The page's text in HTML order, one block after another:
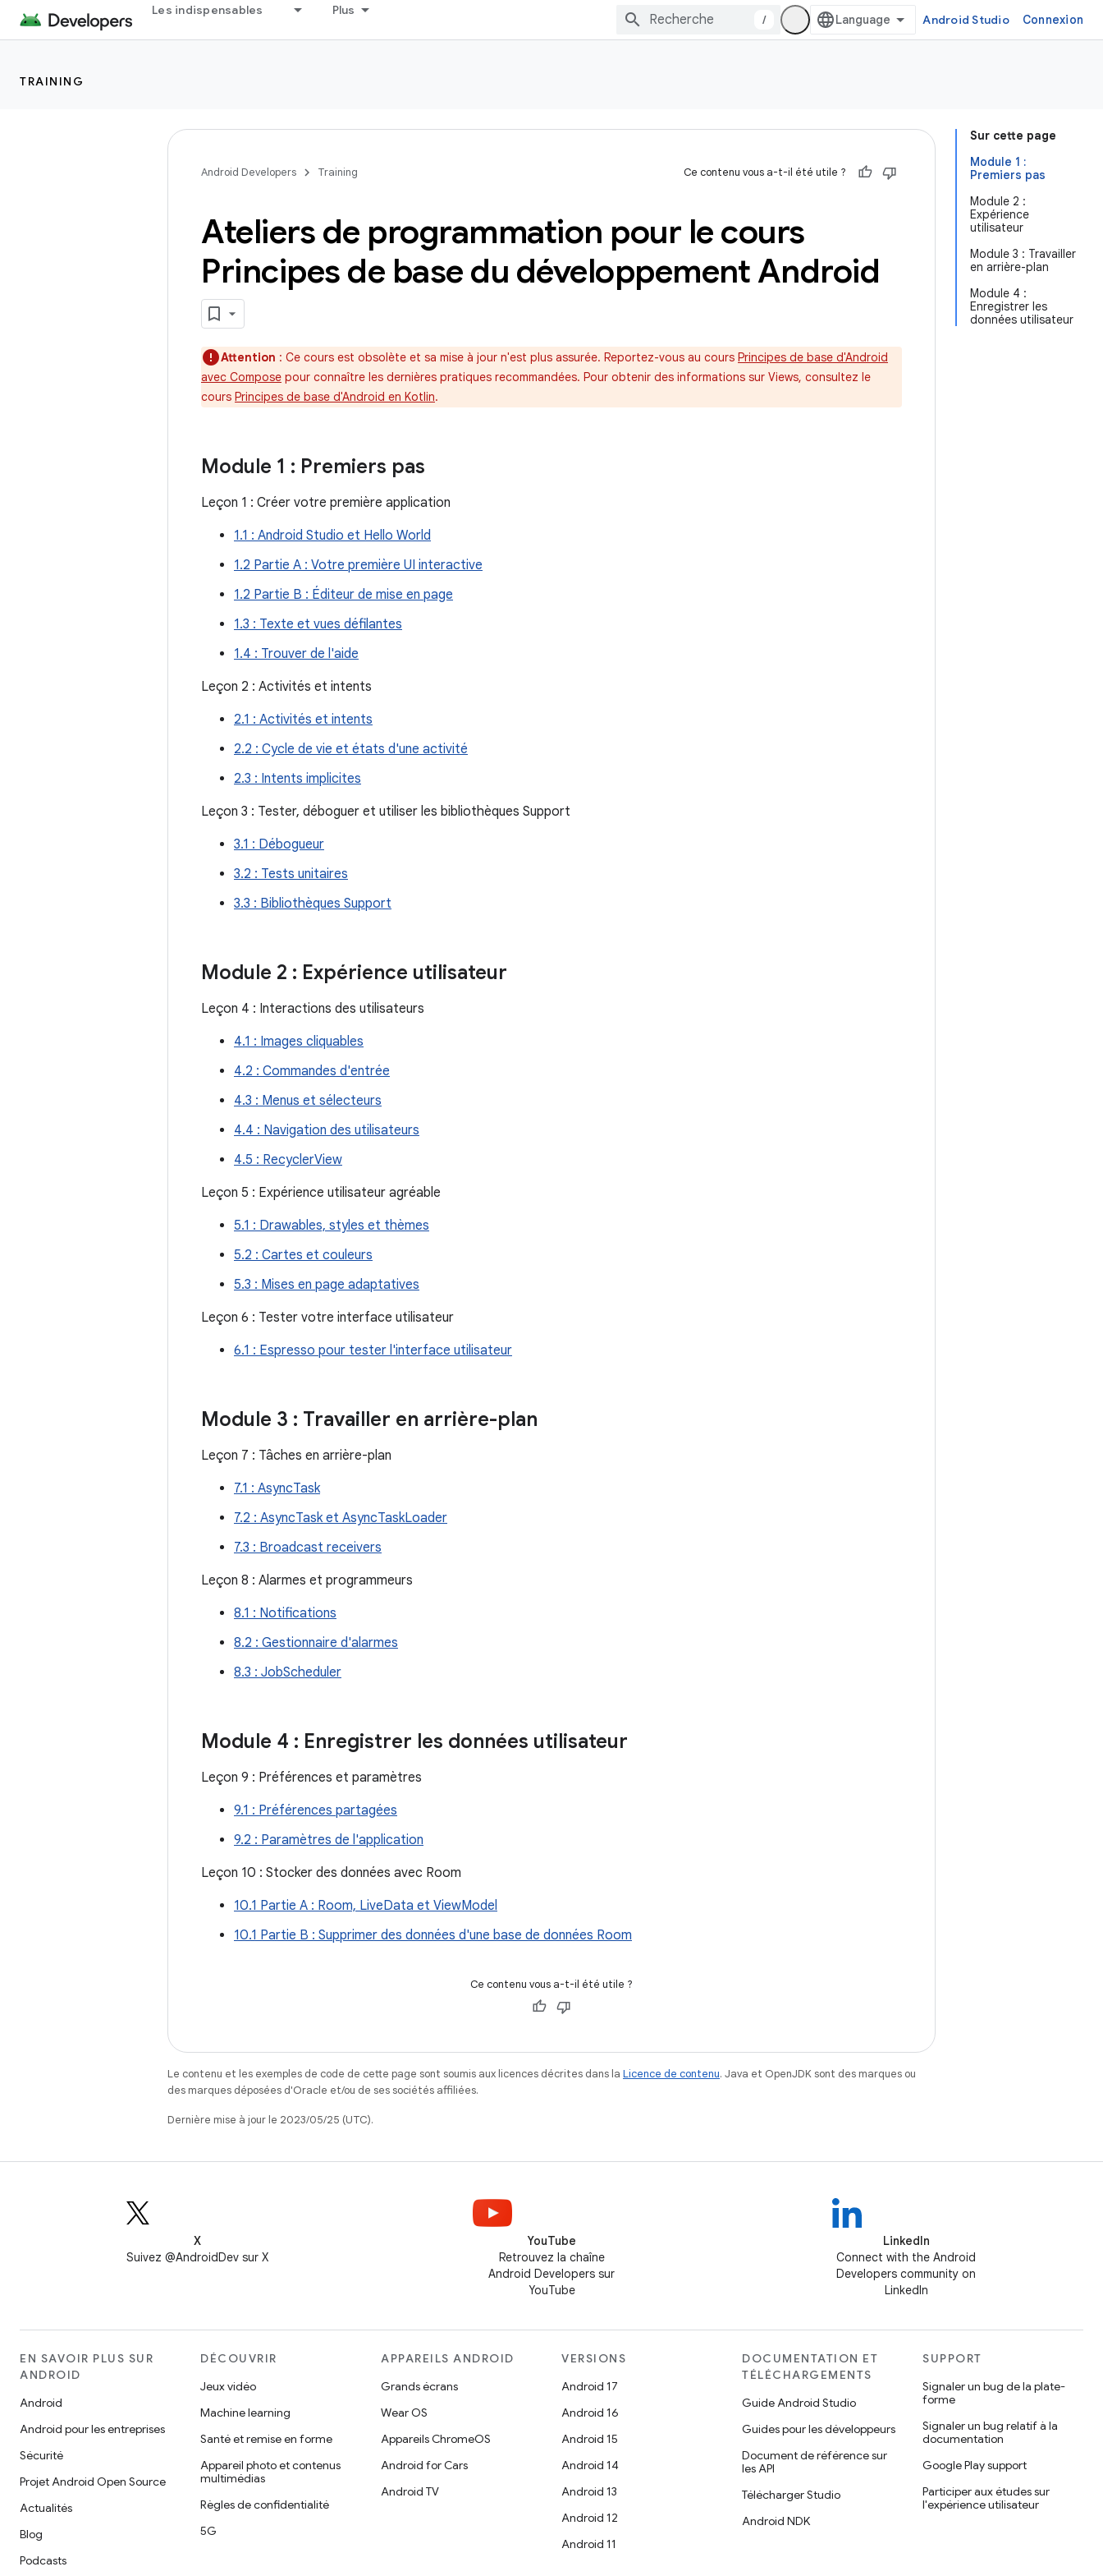
Les indispensables Plus
/ Android Studio Connexion
TRAINING
Sur cette page
Module 1 :
Premiers pas
Module 2 :
Expérience
utilisateur
Module 3 : Travailler
en arrière-plan
Module 4 :
Enregistrer les
données utilisateur
Android Developers Training Ce contenu vous a-t-il été utile ?
Ateliers de programmation pour le cours
Principes de base du développement Android
Attention : Ce cours est obsolète et sa mise à jour n'est plus assurée. Reportez-vous au cours Principes de base d'Android
avec Compose pour connaître les dernières pratiques recommandées. Pour obtenir des informations sur Views, consultez le
cours Principes de base d'Android en Kotlin.
Module 1 : Premiers pas
Leçon 1 : Créer votre première application
1.1 : Android Studio et Hello World
1.2 Partie A : Votre première UI interactive
1.2 Partie B : Éditeur de mise en page
1.3 : Texte et vues défilantes
1.4 : Trouver de l'aide
Leçon 2 : Activités et intents
2.1 : Activités et intents
2.2 : Cycle de vie et états d'une activité
2.3 : Intents implicites
Leçon 3 : Tester, déboguer et utiliser les bibliothèques Support
3.1 : Débogueur
3.2 : Tests unitaires
3.3 : Bibliothèques Support
Module 2 : Expérience utilisateur
Leçon 4 : Interactions des utilisateurs
4.1 : Images cliquables
4.2 : Commandes d'entrée
4.3 : Menus et sélecteurs
4.4 : Navigation des utilisateurs
4.5 : RecyclerView
Leçon 5 : Expérience utilisateur agréable
5.1 : Drawables, styles et thèmes
5.2 : Cartes et couleurs
5.3 : Mises en page adaptatives
Leçon 6 : Tester votre interface utilisateur
6.1 : Espresso pour tester l'interface utilisateur
Module 3 : Travailler en arrière-plan
Leçon 7 : Tâches en arrière-plan
7.1 : AsyncTask
7.2 : AsyncTask et AsyncTaskLoader
7.3 : Broadcast receivers
Leçon 8 : Alarmes et programmeurs
8.1 : Notifications
8.2 : Gestionnaire d'alarmes
8.3 : JobScheduler
Module 4 : Enregistrer les données utilisateur
Leçon 9 : Préférences et paramètres
9.1 : Préférences partagées
9.2 : Paramètres de l'application
Leçon 10 : Stocker des données avec Room
10.1 Partie A : Room, LiveData et ViewModel
10.1 Partie B : Supprimer des données d'une base de données Room
Ce contenu vous a-t-il été utile ?
Le contenu et les exemples de code de cette page sont soumis aux licences décrites dans la Licence de contenu. Java et OpenJDK sont des marques ou
des marques déposées d'Oracle et/ou de ses sociétés affiliées.
Dernière mise à jour le 2023/05/25 (UTC).
X
Suivez @AndroidDev sur X
YouTube
Retrouvez la chaîne
Android Developers sur
YouTube
LinkedIn
Connect with the Android
Developers community on
LinkedIn
EN SAVOIR PLUS SUR
ANDROID
Android
Android pour les entreprises
Sécurité
Projet Android Open Source
Actualités
Blog
Podcasts
DÉCOUVRIR
Jeux vidéo
Machine learning
Santé et remise en forme
Appareil photo et contenus
multimédias
Règles de confidentialité
5G
APPAREILS ANDROID
Grands écrans
Wear OS
Appareils ChromeOS
Android for Cars
Android TV
VERSIONS
Android 17
Android 16
Android 15
Android 14
Android 13
Android 12
Android 11
DOCUMENTATION ET
TÉLÉCHARGEMENTS
Guide Android Studio
Guides pour les développeurs
Document de référence sur
les API
Télécharger Studio
Android NDK
SUPPORT
Signaler un bug de la plate-
forme
Signaler un bug relatif à la
documentation
Google Play support
Participer aux études sur
l'expérience utilisateur